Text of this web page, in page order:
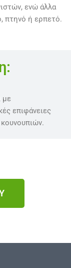
ενώ άλλα
πτηνό ή ερπετό.
με
επιφάνειες